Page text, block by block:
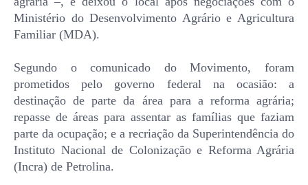
Ministério do Desenvolvimento Agrário e Agricultura
Familiar (MDA).
Segundo o comunicado do Movimento, foram
prometidos pelo governo federal na ocasião: a
destinação de parte da área para a reforma agrária;
repasse de áreas para assentar as famílias que faziam
parte da ocupação; e a recriação da Superintendência do
Instituto Nacional de Colonização e Reforma Agrária
(Incra) de Petrolina.